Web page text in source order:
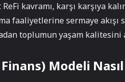
ReFi kavramı, karşı karşıya
faaliyetlerine sermaye akışı
toplumun yaşam kalitesini
Finans) Modeli Nasıl